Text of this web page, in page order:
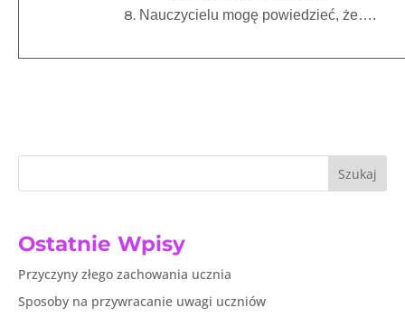
Nauczycielu mogę powiedzieć, że….
Szukaj
Ostatnie Wpisy
Przyczyny złego zachowania ucznia
Sposoby na przywracanie uwagi uczniów